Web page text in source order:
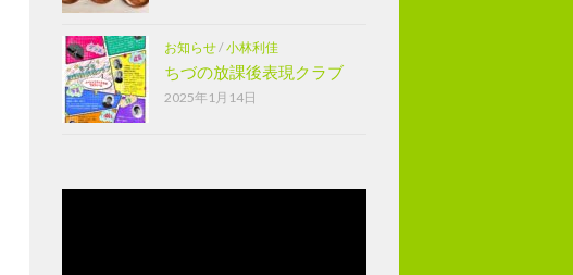
お知らせ/小林利佳
ちづの放課後表現クラブ
2025年1月14日